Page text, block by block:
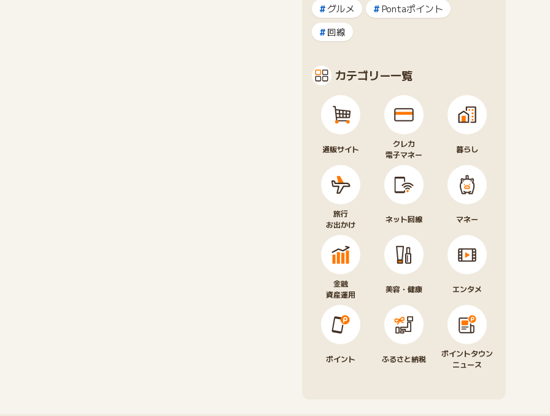
グルメ
Pontaポイント
回線
カテゴリー一覧
通販サイト
クレカ
電子マネー
暮らし
旅行
お出かけ
ネット回線 マネー
金融
資産運用
美容・健康 エンタメ
ポイント ふるさと納税
ポイントタウン
ニュース